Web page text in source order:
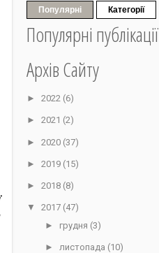
Популярні Категорії
Популярні публікації
Архів Сайту
► 2022 (6)
► 2021 (2)
► 2020 (37)
► 2019 (15)
► 2018 (8)
▼ 2017 (47)
► грудня (3)
► листопада (10)